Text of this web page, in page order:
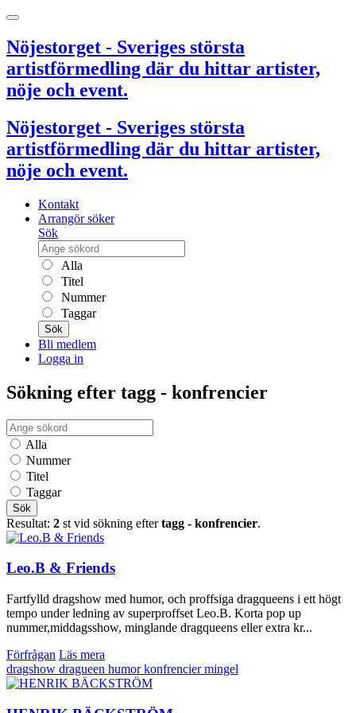
Nöjestorget - Sveriges största
artistförmedling där du hittar artister,
nöje och event.
Nöjestorget - Sveriges största
artistförmedling där du hittar artister,
nöje och event.
Kontakt
Arrangör söker
Sök
Alla
Titel
Nummer
Taggar
Sök
Bli medlem
Logga in
Sökning efter tagg - konfrencier
Alla
Nummer
Titel
Taggar
Sök
Resultat: 2 st vid sökning eftertagg - konfrencier.
Leo.B & Friends
Fartfylld dragshow med humor, och proffsiga dragqueens i ett högt
tempo under ledning av superproffset Leo.B. Korta pop up
nummer,middagsshow, minglande dragqueens eller extra kr...
Förfrågan Läs mera
dragshow dragueen humorkonfrenciermingel